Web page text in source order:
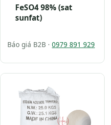
FeSO4 98% (sat
sunfat)
Báo giá B2B · 0979 891 929